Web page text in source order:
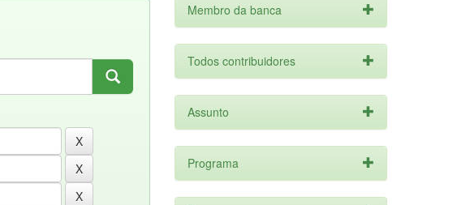
Membro da banca
Todos contribuidores
Assunto
Programa